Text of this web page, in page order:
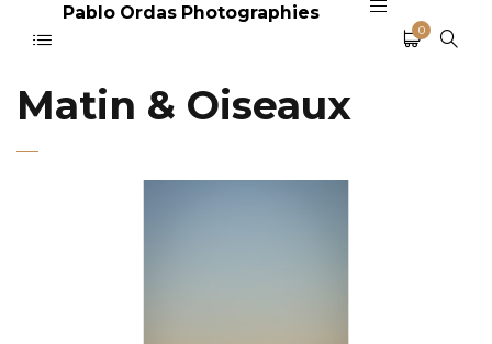
Pablo Ordas Photographies
0
Matin & Oiseaux